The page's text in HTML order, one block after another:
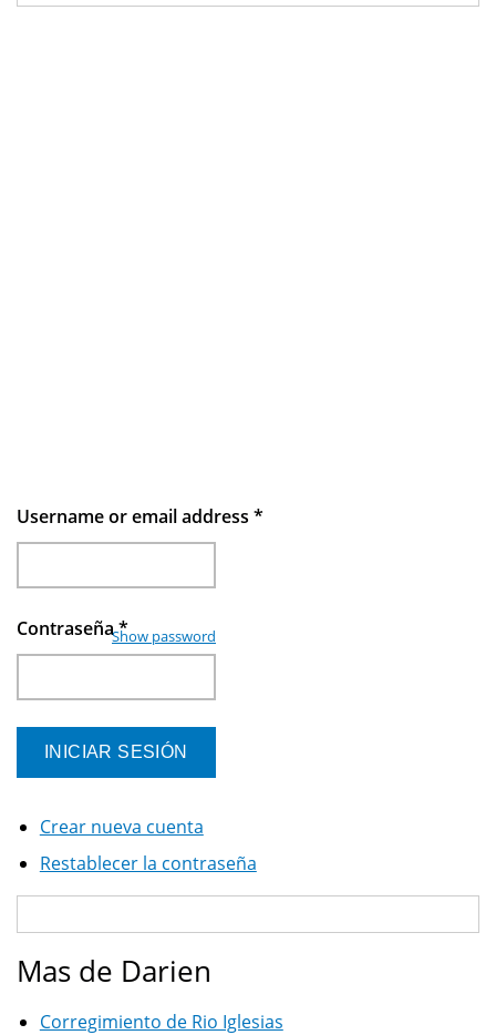
Username or email address *
Contraseña*
Show password
Crear nueva cuenta
Restablecer la contraseña
Mas de Darien
Corregimiento de Rio Iglesias